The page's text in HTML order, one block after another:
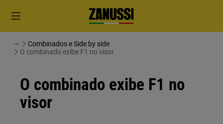
Combinados e Side by side
O combinado exibe F1 no visor
O combinado exibe F1 no
visor